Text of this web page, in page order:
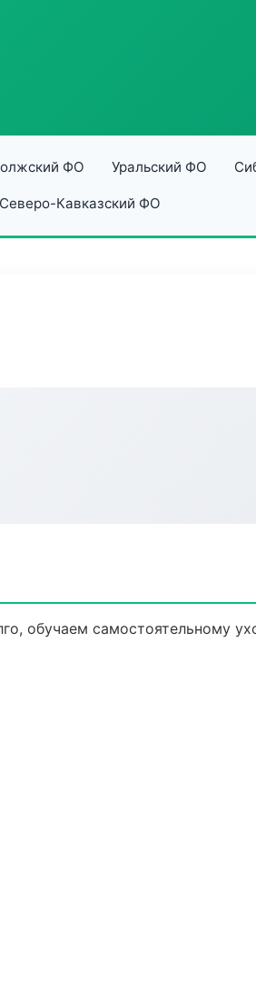
ФО Уральский ФО
Северо-Кавказский ФО
обучаем самостоятельному